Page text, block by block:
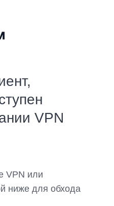
VPN
VPN или
ниже для обхода